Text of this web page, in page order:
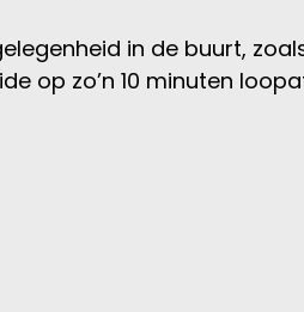
in de buurt,
op zo’n 10 minuten